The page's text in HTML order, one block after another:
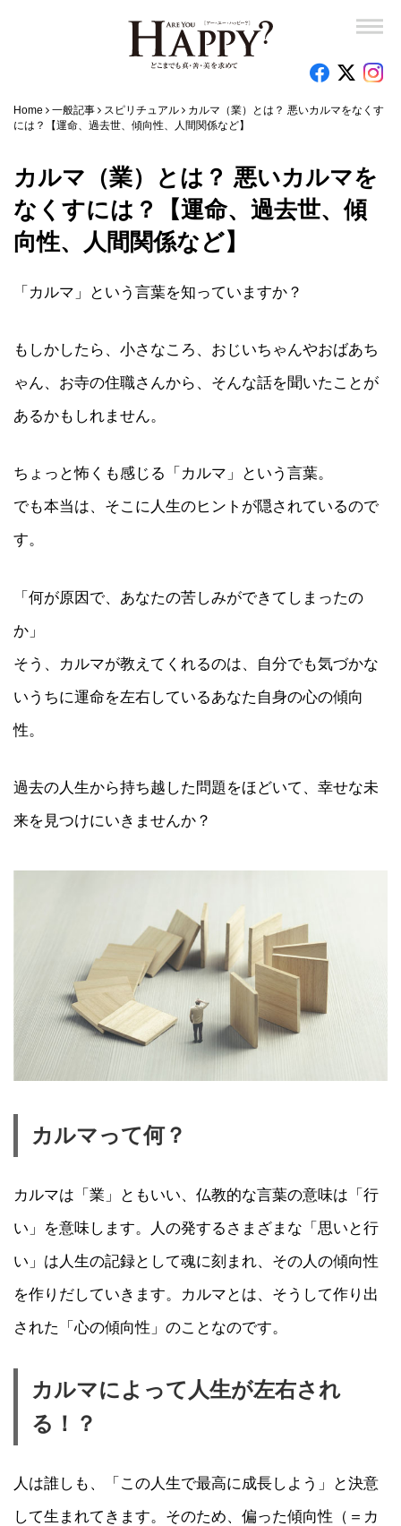
Home 一般記事 スピリチュアル
カルマ（業）とは？ 悪いカルマをなくす
には？【運命、過去世、傾向性、人間関係など】
カルマ（業）とは？ 悪いカルマを
なくすには？【運命、過去世、傾
向性、人間関係など】
「カルマ」という言葉を知っていますか？
もしかしたら、小さなころ、おじいちゃんやおばあち
ゃん、お寺の住職さんから、そんな話を聞いたことが
あるかもしれません。
ちょっと怖くも感じる「カルマ」という言葉。
でも本当は、そこに人生のヒントが隠されているので
す。
「何が原因で、あなたの苦しみができてしまったの
か」
そう、カルマが教えてくれるのは、自分でも気づかな
いうちに運命を左右しているあなた自身の心の傾向
性。
過去の人生から持ち越した問題をほどいて、幸せな未
来を見つけにいきませんか？
カルマって何？
カルマは「業」ともいい、仏教的な言葉の意味は「行
い」を意味します。人の発するさまざまな「思いと行
い」は人生の記録として魂に刻まれ、その人の傾向性
を作りだしていきます。カルマとは、そうして作り出
された「心の傾向性」のことなのです。
カルマによって人生が左右され
る！？
人は誰しも、「この人生で最高に成長しよう」と決意
して生まれてきます。そのため、偏った傾向性（＝カ